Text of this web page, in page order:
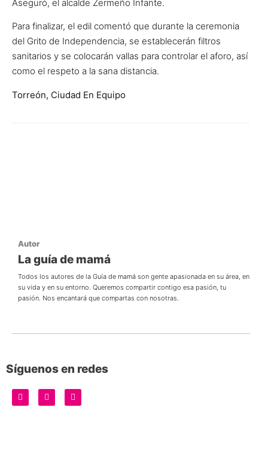
Aseguró, el alcalde Zermeño Infante.
Para finalizar, el edil comentó que durante la ceremonia
del Grito de Independencia, se establecerán filtros
sanitarios y se colocarán vallas para controlar el aforo, así
como el respeto a la sana distancia.
Torreón, Ciudad En Equipo
Autor
La guía de mamá
Todos los autores de la Guía de mamá son gente apasionada en su área, en
su vida y en su entorno. Queremos compartir contigo esa pasión, tu
pasión. Nos encantará que compartas con nosotras.
Síguenos en redes